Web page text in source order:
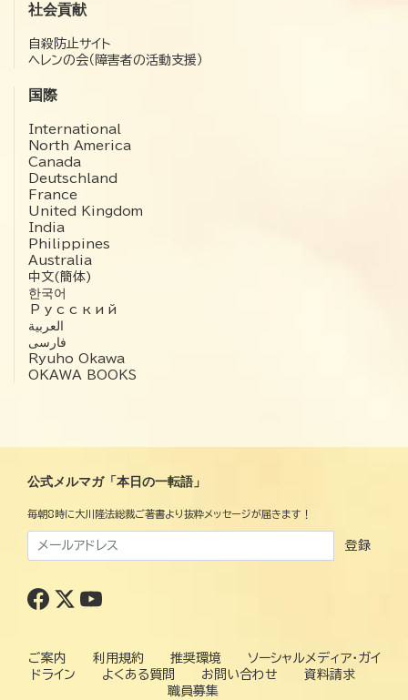
社会貢献
自殺防止サイト
ヘレンの会（障害者の活動支援）
国際
International
North America
Canada
Deutschland
France
United Kingdom
India
Philippines
Australia
中文(簡体)
한국어
Русский
العربية‏
فارسی
Ryuho Okawa
OKAWA BOOKS
公式メルマガ「本日の一転語」
毎朝8時に大川隆法総裁ご著書より抜粋メッセージが届きます！
登録
ご案内 利用規約 推奨環境
ソーシャルメディア・ガイ
ドライン
よくある質問 お問い合わせ
資料請求
職員募集